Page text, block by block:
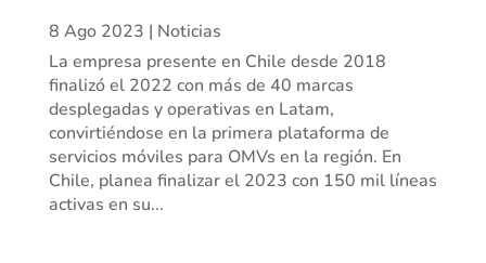
8 Ago 2023 | Noticias
La empresa presente en Chile desde 2018
finalizó el 2022 con más de 40 marcas
desplegadas y operativas en Latam,
convirtiéndose en la primera plataforma de
servicios móviles para OMVs en la región. En
Chile, planea finalizar el 2023 con 150 mil líneas
activas en su...